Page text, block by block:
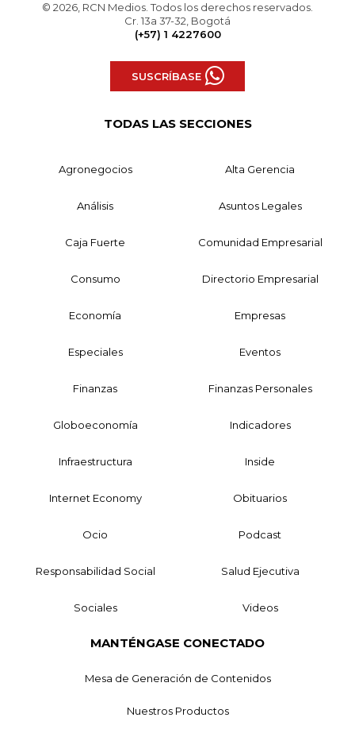
© 2026, RCN Medios. Todos los derechos reservados.
Cr. 13a 37-32, Bogotá
(+57) 1 4227600
SUSCRÍBASE
TODAS LAS SECCIONES
Agronegocios Alta Gerencia
Análisis Asuntos Legales
Caja Fuerte Comunidad Empresarial
Consumo Directorio Empresarial
Economía Empresas
Especiales Eventos
Finanzas Finanzas Personales
Globoeconomía Indicadores
Infraestructura Inside
Internet Economy Obituarios
Ocio Podcast
Responsabilidad Social Salud Ejecutiva
Sociales Videos
MANTÉNGASE CONECTADO
Mesa de Generación de Contenidos
Nuestros Productos